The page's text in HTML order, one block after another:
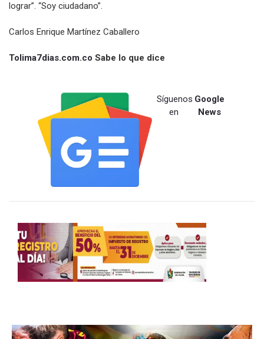
lograr”. “Soy ciudadano”.
Carlos Enrique Martínez Caballero
Tolima7dias.com.co Sabe lo que dice
Síguenos
en
Google
News